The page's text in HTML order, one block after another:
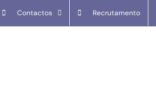
Contactos Recrutamento